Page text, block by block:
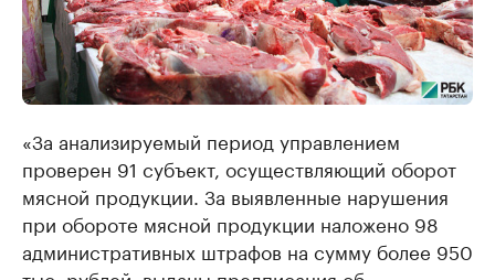
«За анализируемый период управлением
проверен 91 субъект, осуществляющий оборот
мясной продукции. За выявленные нарушения
при обороте мясной продукции наложено 98
административных штрафов на сумму более 950